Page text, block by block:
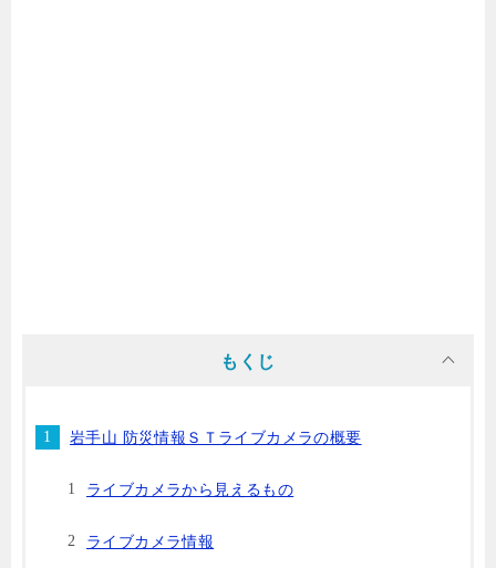
もくじ
岩手山 防災情報ＳＴライブカメラの概要
ライブカメラから見えるもの
ライブカメラ情報